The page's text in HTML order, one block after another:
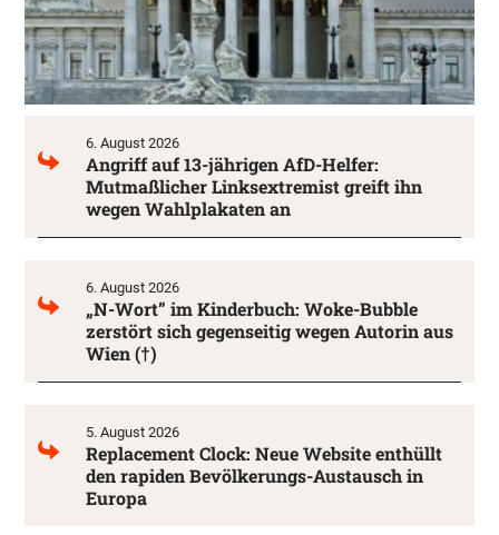
6. August 2026
Angriff auf 13-jährigen AfD-Helfer:
Mutmaßlicher Linksextremist greift ihn
wegen Wahlplakaten an
6. August 2026
„N-Wort” im Kinderbuch: Woke-Bubble
zerstört sich gegenseitig wegen Autorin aus
Wien (†)
5. August 2026
Replacement Clock: Neue Website enthüllt
den rapiden Bevölkerungs-Austausch in
Europa